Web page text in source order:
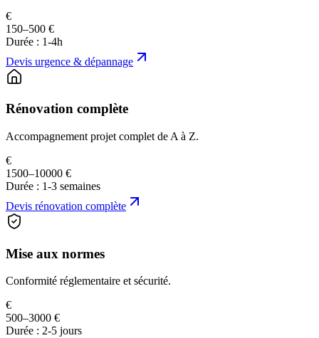
€
150–500 €
Durée : 1-4h
Devis urgence & dépannage
Rénovation complète
Accompagnement projet complet de A à Z.
€
1500–10000 €
Durée : 1-3 semaines
Devis rénovation complète
Mise aux normes
Conformité réglementaire et sécurité.
€
500–3000 €
Durée : 2-5 jours